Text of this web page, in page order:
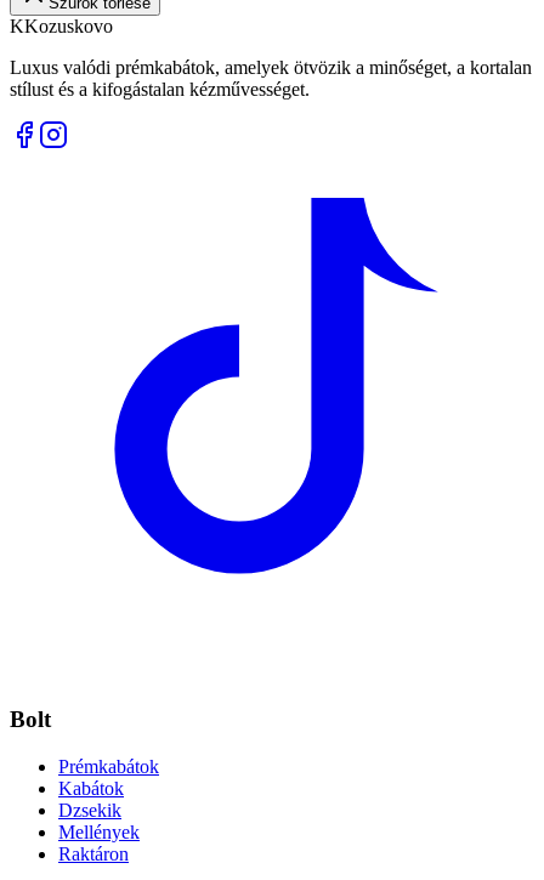
KKozuskovo
Luxus valódi prémkabátok, amelyek ötvözik a minőséget, a kortalan
stílust és a kifogástalan kézművességet.
Bolt
Prémkabátok
Kabátok
Dzsekik
Mellények
Raktáron